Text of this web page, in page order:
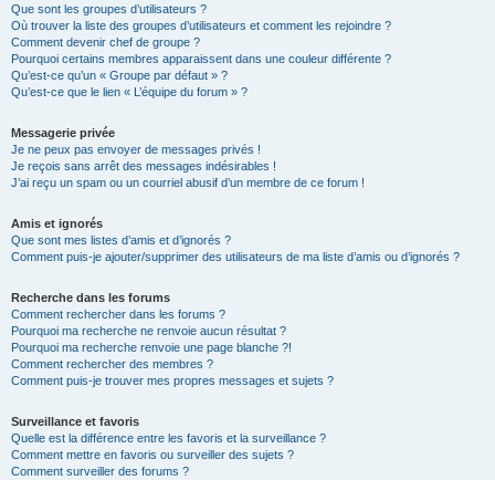
Que sont les groupes d’utilisateurs ?
Où trouver la liste des groupes d’utilisateurs et comment les rejoindre ?
Comment devenir chef de groupe ?
Pourquoi certains membres apparaissent dans une couleur différente ?
Qu’est-ce qu’un « Groupe par défaut » ?
Qu’est-ce que le lien « L’équipe du forum » ?
Messagerie privée
Je ne peux pas envoyer de messages privés !
Je reçois sans arrêt des messages indésirables !
J’ai reçu un spam ou un courriel abusif d’un membre de ce forum !
Amis et ignorés
Que sont mes listes d’amis et d’ignorés ?
Comment puis-je ajouter/supprimer des utilisateurs de ma liste d’amis ou d’ignorés ?
Recherche dans les forums
Comment rechercher dans les forums ?
Pourquoi ma recherche ne renvoie aucun résultat ?
Pourquoi ma recherche renvoie une page blanche ?!
Comment rechercher des membres ?
Comment puis-je trouver mes propres messages et sujets ?
Surveillance et favoris
Quelle est la différence entre les favoris et la surveillance ?
Comment mettre en favoris ou surveiller des sujets ?
Comment surveiller des forums ?